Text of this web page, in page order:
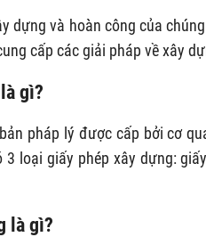
dựng và hoàn công của
cấp các giải pháp về xây
gì?
pháp lý được cấp bởi cơ
loại giấy phép xây dựng:
là gì?